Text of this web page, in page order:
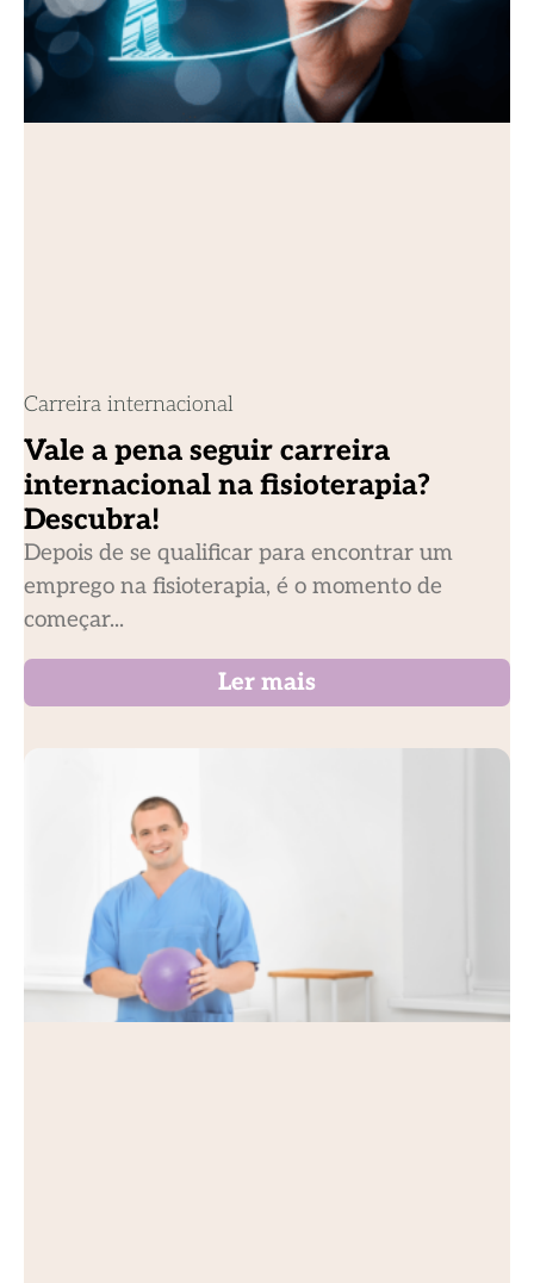
Carreira internacional
Vale a pena seguir carreira
internacional na fisioterapia?
Descubra!
Depois de se qualificar para encontrar um
emprego na fisioterapia, é o momento de
começar...
Ler mais